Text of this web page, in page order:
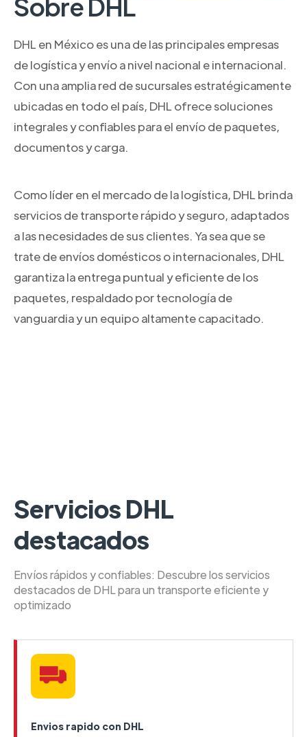
DHL en México es una de las principales empresas
de logística y envío a nivel nacional e internacional.
Con una amplia red de sucursales estratégicamente
ubicadas en todo el país, DHL ofrece soluciones
integrales y confiables para el envío de paquetes,
documentos y carga.
Como líder en el mercado de la logística, DHL brinda
servicios de transporte rápido y seguro, adaptados
a las necesidades de sus clientes. Ya sea que se
trate de envíos domésticos o internacionales, DHL
garantiza la entrega puntual y eficiente de los
paquetes, respaldado por tecnología de
vanguardia y un equipo altamente capacitado.
Servicios DHL
destacados
Envíos rápidos y confiables: Descubre los servicios
destacados de DHL para un transporte eficiente y
optimizado
Envios rapido con DHL